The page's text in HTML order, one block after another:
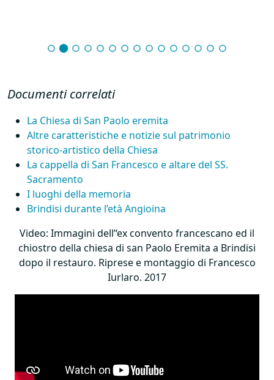
Documenti correlati
La Chiesa di San Paolo eremita
Altre caratteristiche e notizie sul patrimonio
storico-artistico della Chiesa
La cappella di San Francesco e altare del SS.
Sacramento
I luoghi della memoria
Brindisi durante l’età Angioina
Video: Immagini dell’‘ex convento francescano ed il
chiostro della chiesa di san Paolo Eremita a Brindisi
dopo il restauro. Riprese e montaggio di Francesco
Iurlaro. 2017